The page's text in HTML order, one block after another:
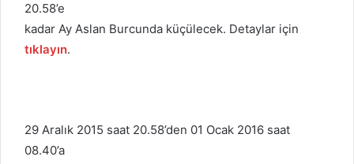
20.58’e
kadar Ay Aslan Burcunda küçülecek. Detaylar için
tıklayın.
29 Aralık 2015 saat 20.58’den 01 Ocak 2016 saat
08.40’a